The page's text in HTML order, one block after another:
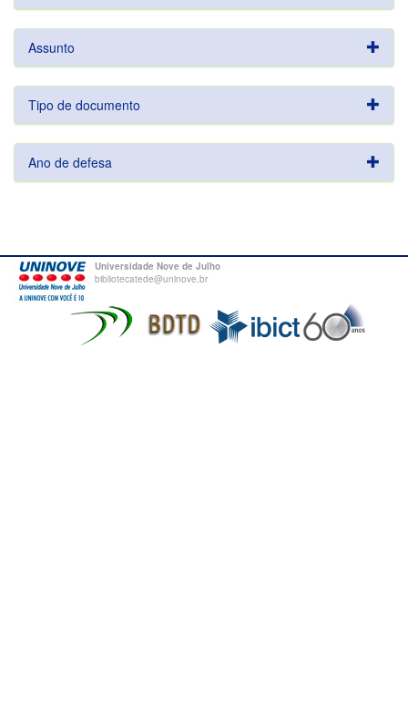
Assunto
Tipo de documento
Ano de defesa
Universidade Nove de Julho
bibliotecatede@uninove.br